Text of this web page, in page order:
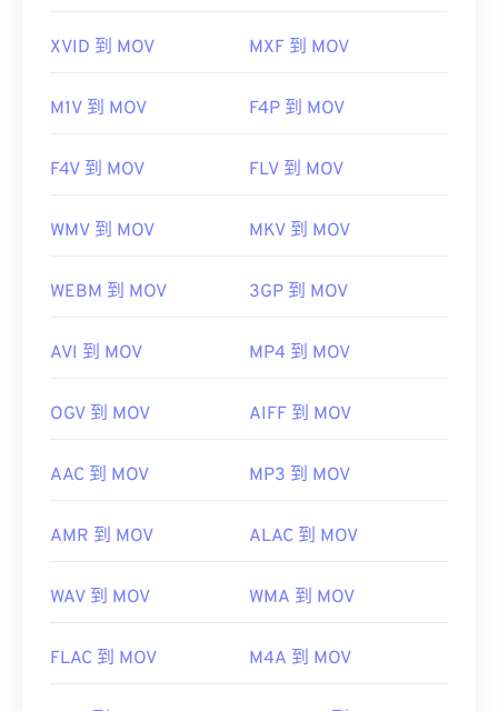
https://developer.apple.com/library/archive/
XVID 到 MOV MXF 到 MOV
M1V 到 MOV F4P 到 MOV
F4V 到 MOV FLV 到 MOV
WMV 到 MOV MKV 到 MOV
WEBM 到 MOV 3GP 到 MOV
AVI 到 MOV MP4 到 MOV
OGV 到 MOV AIFF 到 MOV
AAC 到 MOV MP3 到 MOV
AMR 到 MOV ALAC 到 MOV
WAV 到 MOV WMA 到 MOV
FLAC 到 MOV M4A 到 MOV